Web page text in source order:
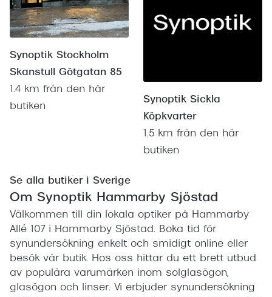
Synoptik Stockholm
Skanstull Götgatan 85
1.4 km från den här
butiken
Synoptik Sickla
Köpkvarter
1.5 km från den här
butiken
Se alla butiker i Sverige
Om Synoptik Hammarby Sjöstad
Välkommen till din lokala optiker på Hammarby
Allé 107 i Hammarby Sjöstad. Boka tid för
synundersökning enkelt och smidigt online eller
besök vår butik. Hos oss hittar du ett brett utbud
av populära varumärken inom solglasögon,
glasögon och linser. Vi erbjuder synundersökning